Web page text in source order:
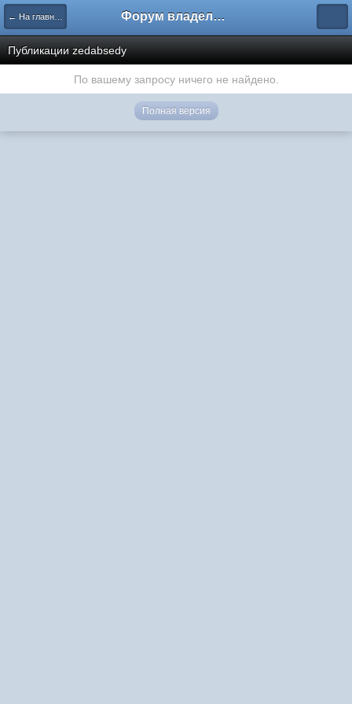
← На главную Форум владельцев интернет-магазинов
Публикации zedabsedy
По вашему запросу ничего не найдено.
Полная версия